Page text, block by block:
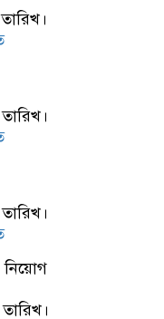
নিয়োগ